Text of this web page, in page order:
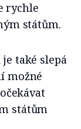
rychle
státům.
také slepá
možné
státům